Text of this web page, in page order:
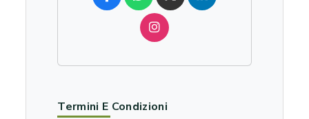
Termini E Condizioni